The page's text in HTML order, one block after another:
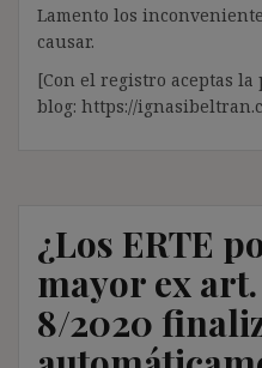
Lamento los
causar.
[Con el registro aceptas
blog: https://
¿Los ERTE
mayor ex
8/2020